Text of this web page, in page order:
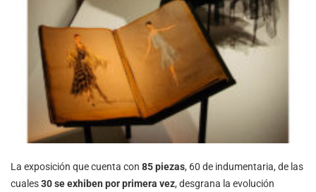
La exposición que cuenta con 85 piezas, 60 de indumentaria, de las
cuales30 se exhiben por primera vez, desgrana la evolución